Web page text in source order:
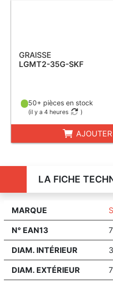
GRAISSE
LGMT2-35G-SKF
50+ pièces en stock
(il y a 4 heures )
LA FICHE
MARQUE
N° EAN13
DIAM. INTÉRIEUR
DIAM. EXTÉRIEUR